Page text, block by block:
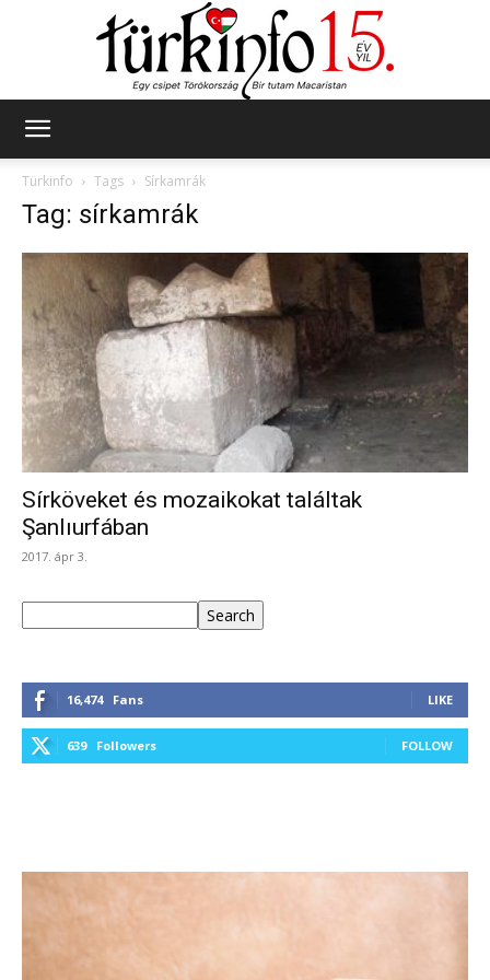
Türkinfo
Tags Sírkamrák
Tag: sírkamrák
Sírköveket és mozaikokat találtak
Şanlıurfában
2017. ápr 3.
Search
16,474 Fans LIKE
639 Followers FOLLOW